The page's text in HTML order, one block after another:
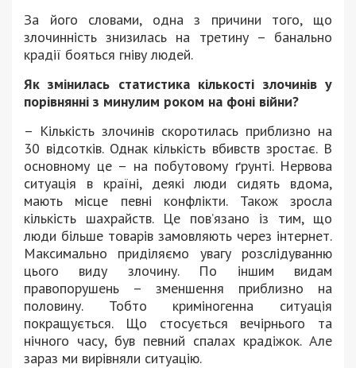
За його словами, одна з причини того, що
злочинність знизилась на третину – банально
крадії бояться гніву людей.
Як змінилась статистика кількості злочинів у
порівнянні з минулим роком на фоні війни?
– Кількість злочинів скоротилась приблизно на
30 відсотків. Однак кількість вбивств зростає. В
основному це – на побутовому ґрунті. Нервова
ситуація в країні, деякі люди сидять вдома,
мають місце певні конфлікти. Також зросла
кількість шахрайств. Це пов’язано із тим, що
люди більше товарів замовляють через інтернет.
Максимально приділяємо увагу розслідуванню
цього виду злочину. По іншим видам
правопорушень – зменшення приблизно на
половину. Тобто криміногенна ситуація
покращується. Що стосується вечірнього та
нічного часу, був певний спалах крадіжок. Але
зараз ми вирівняли ситуацію.